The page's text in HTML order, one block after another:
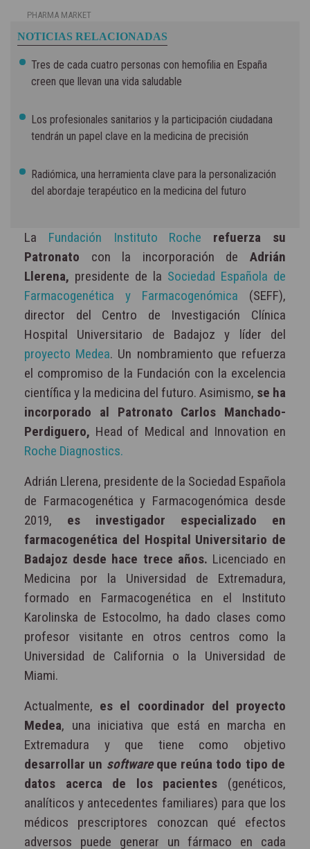
PHARMA MARKET
NOTICIAS RELACIONADAS
Tres de cada cuatro personas con hemofilia en España
creen que llevan una vida saludable
Los profesionales sanitarios y la participación ciudadana
tendrán un papel clave en la medicina de precisión
Radiómica, una herramienta clave para la personalización
del abordaje terapéutico en la medicina del futuro
La Fundación Instituto Roche
refuerza su
Patronato con la incorporación de Adrián
Llerena, presidente de la Sociedad Española de
Farmacogenética y Farmacogenómica (SEFF),
director del Centro de Investigación Clínica
Hospital Universitario de Badajoz y líder del
proyecto Medea. Un nombramiento que refuerza
el compromiso de la Fundación con la excelencia
científica y la medicina del futuro. Asimismo, se ha
incorporado al Patronato Carlos Manchado-
Perdiguero, Head of Medical and Innovation en
Roche Diagnostics.
Adrián Llerena, presidente de la Sociedad Española
de Farmacogenética y Farmacogenómica desde
2019, es investigador especializado en
farmacogenética del Hospital Universitario de
Badajoz desde hace trece años. Licenciado en
Medicina por la Universidad de Extremadura,
formado en Farmacogenética en el Instituto
Karolinska de Estocolmo, ha dado clases como
profesor visitante en otros centros como la
Universidad de California o la Universidad de
Miami.
Actualmente, es el coordinador del proyecto
Medea, una iniciativa que está en marcha en
Extremadura y que tiene como objetivo
desarrollar un softwareque reúna todo tipo de
datos acerca de los pacientes (genéticos,
analíticos y antecedentes familiares) para que los
médicos prescriptores conozcan qué efectos
adversos puede generar un fármaco en cada